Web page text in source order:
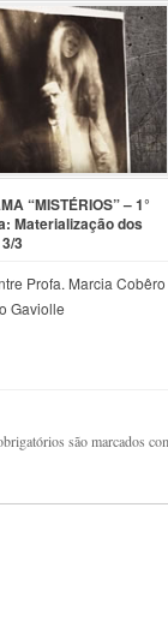
“MISTÉRIOS” – 1°
Materialização dos
3
Profa. Marcia Cobêro
Gaviolle
são marcados